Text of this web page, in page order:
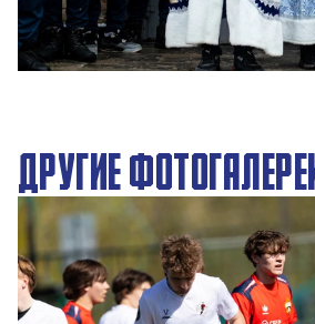
Новогодний праздник в Академии
27 ДЕКАБРЯ 2025 09:00
ДРУГИЕ